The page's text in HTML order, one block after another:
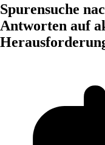
Spurensuche
Antworten auf